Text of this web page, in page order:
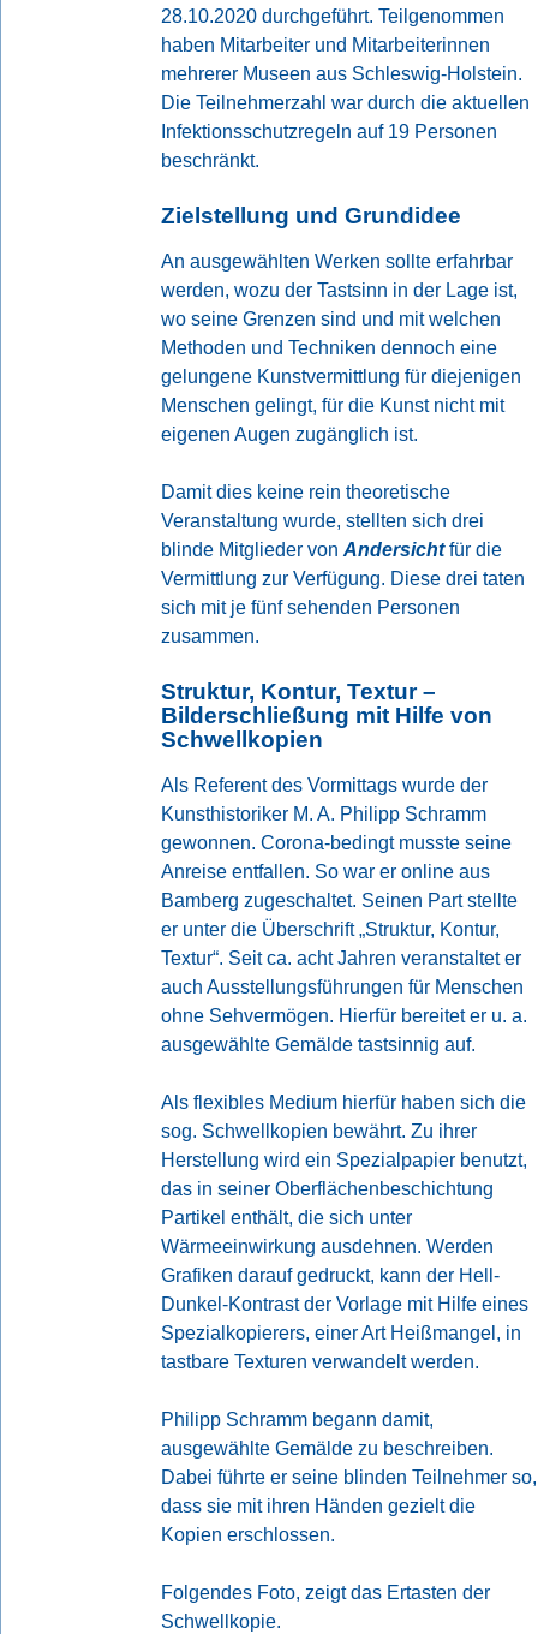
28.10.2020 durchgeführt. Teilgenommen
haben Mitarbeiter und Mitarbeiterinnen
mehrerer Museen aus Schleswig-Holstein.
Die Teilnehmerzahl war durch die aktuellen
Infektionsschutzregeln auf 19 Personen
beschränkt.
Zielstellung und Grundidee
An ausgewählten Werken sollte erfahrbar
werden, wozu der Tastsinn in der Lage ist,
wo seine Grenzen sind und mit welchen
Methoden und Techniken dennoch eine
gelungene Kunstvermittlung für diejenigen
Menschen gelingt, für die Kunst nicht mit
eigenen Augen zugänglich ist.
Damit dies keine rein theoretische
Veranstaltung wurde, stellten sich drei
blinde Mitglieder vonAndersichtfür die
Vermittlung zur Verfügung. Diese drei taten
sich mit je fünf sehenden Personen
zusammen.
Struktur, Kontur, Textur –
Bilderschließung mit Hilfe von
Schwellkopien
Als Referent des Vormittags wurde der
Kunsthistoriker M. A. Philipp Schramm
gewonnen. Corona-bedingt musste seine
Anreise entfallen. So war er online aus
Bamberg zugeschaltet. Seinen Part stellte
er unter die Überschrift „Struktur, Kontur,
Textur“. Seit ca. acht Jahren veranstaltet er
auch Ausstellungsführungen für Menschen
ohne Sehvermögen. Hierfür bereitet er u. a.
ausgewählte Gemälde tastsinnig auf.
Als flexibles Medium hierfür haben sich die
sog. Schwellkopien bewährt. Zu ihrer
Herstellung wird ein Spezialpapier benutzt,
das in seiner Oberflächenbeschichtung
Partikel enthält, die sich unter
Wärmeeinwirkung ausdehnen. Werden
Grafiken darauf gedruckt, kann der Hell-
Dunkel-Kontrast der Vorlage mit Hilfe eines
Spezialkopierers, einer Art Heißmangel, in
tastbare Texturen verwandelt werden.
Philipp Schramm begann damit,
ausgewählte Gemälde zu beschreiben.
Dabei führte er seine blinden Teilnehmer so,
dass sie mit ihren Händen gezielt die
Kopien erschlossen.
Folgendes Foto, zeigt das Ertasten der
Schwellkopie.